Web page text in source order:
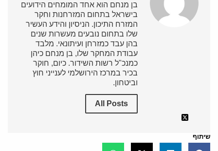
בן מנחם הוא אחד המומחים הידועים
בישראל בתחום המזרחנות וחקר
המזרח התיכון. הניסיון והידע העשיר
שלו בתחום נובעים מעשרות שנים
בהן עבד כמזרחן ועיתונאי. מלבד
עבודת המחקר שלו, בן מנחם כיהן
כמנכ"ל רשות השידור. כיום, חוקר
בכיר במרכז הירושלמי לענייני חוץ
וביטחון.
All Posts
שיתוף